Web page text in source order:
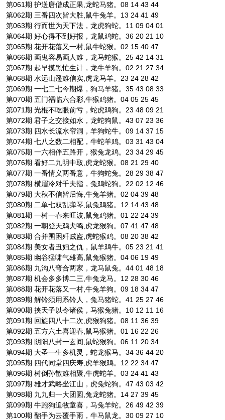
第061期 护送唐僧成正果,龙蛇马猪。08 14 43 44
第062期 三番四次皆大胜,鼠牛兔羊。13 24 41 49
第063期 行而世为天下法，龙虎狗蛇。11 09 04 01
第064期 好心得不到好报，龙鼠鸡蛇。36 20 21 10
第065期 花开花落又一村,鼠牛蛇猴。02 15 40 47
第066期 画鬼容易画人难，龙马蛇猴。25 42 14 31
第067期 起早摸黑忙生计，龙牛羊狗。02 21 27 34
第068期 水远山遥难信实,虎龙马羊。23 24 28 42
第069期 一七二七今期爆，狗马羊猪。35 43 08 33
第070期 五门福临六合彩,牛猴鸡猪。04 05 25 45
第071期 光棍不吃眼前亏，蛇虎鸡狗。23 48 09 21
第072期 君子之交接如水，龙蛇狗鼠。43 07 23 36
第073期 四水长流水帘洞，羊狗蛇牛。09 14 37 15
第074期 七八之数二相配，牛蛇羊鸡。03 31 43 04
第075期 一六相伴五路开，猴兔龙鸡。23 34 29 45
第076期 看好二九明中取,虎龙蛇猴。08 21 29 40
第077期 一番情义两番意，牛狗蛇兔。28 29 38 47
第078期 横眉冷对千夫指，兔鸡蛇狗。22 02 12 46
第079期 大秋不信皆后悔,牛兔羊猪。02 04 39 48
第080期 二单七双乱弹琴,鼠兔鸡猪。12 14 43 48
第081期 一树一春来旺波,鼠兔鸡猪。01 22 24 39
第082期 一朝登天鸡犬鸣,虎龙猴狗。07 41 47 48
第083期 合并围困歼贼盗,虎蛇猴鸡。08 20 38 42
第084期 美女者丑妇之仇，鼠羊鸡牛。05 23 21 41
第085期 幽谷猛啸气雄高,鼠兔猴猪。04 06 19 49
第086期 九沟八弯合两家，龙马鼠兔。44 01 48 18
第087期 机会多多博二三,牛兔龙马。12 28 30 46
第088期 花开花落又一村,牛兔羊狗。09 18 34 47
第089期 解铃须用系铃人，兔马猪蛇。41 25 27 46
第090期 挟天子以令诸侯，马猴兔猪。10 12 11 16
第091期 回旋四八十二次,虎猴狗猪。08 11 36 39
第092期 五方六土喜迎春,鼠马猴猪。01 16 22 26
第093期 阴阳八封一玄间,鼠蛇猴狗。06 11 20 34
第094期 大圣一生多机灵，蛇龙猴马。34 36 44 20
第095期 四代同堂四庆寿,虎羊猴鸡。12 22 34 47
第096期 树倒孙散难相聚,牛虎蛇羊。03 24 41 43
第097期 雄才武略坐江山，虎兔蛇狗。47 43 03 42
第098期 九九归一大团圆,兔龙蛇猪。14 27 39 45
第099期 牛跑狗追牧童喜，马兔羊蛇。26 49 42 39
第100期 翻手为云覆手雨，牛马鼠龙。30 09 27 10